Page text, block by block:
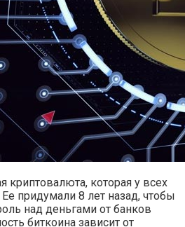
криптовалюта, которая у всех
Ее придумали 8 лет назад, чтобы
над деньгами от банков
биткоина зависит от